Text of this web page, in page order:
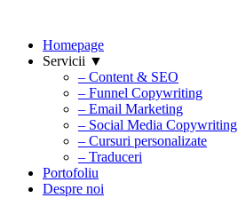
Homepage
Servicii ▼
– Content & SEO
– Funnel Copywriting
– Email Marketing
– Social Media Copywriting
– Cursuri personalizate
– Traduceri
Portofoliu
Despre noi